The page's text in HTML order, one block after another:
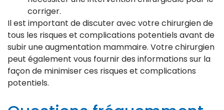
corriger.
Il est important de discuter avec votre chirurgien de
tous les risques et complications potentiels avant de
subir une augmentation mammaire. Votre chirurgien
peut également vous fournir des informations sur la
façon de minimiser ces risques et complications
potentiels.